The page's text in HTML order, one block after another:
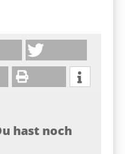
hast noch